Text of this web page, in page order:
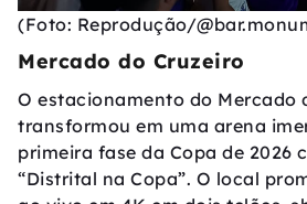
(Foto: Reprodução/
Mercado do Cruzeiro
O estacionamento do Mercado
transformou em uma arena
primeira fase da Copa de 2026
“Distrital na Copa”. O local